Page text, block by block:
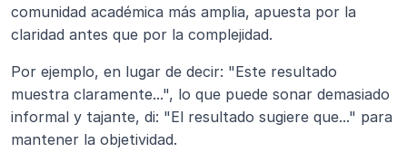
comunidad académica más amplia, apuesta por la
claridad antes que por la complejidad.
Por ejemplo, en lugar de decir: "Este resultado
muestra claramente...", lo que puede sonar demasiado
informal y tajante, di: "El resultado sugiere que..." para
mantener la objetividad.